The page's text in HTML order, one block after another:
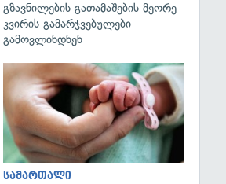
გზავნილების გათამაშების მეორე
კვირის გამარჯვებულები
გამოვლინდნენ
სამართალი